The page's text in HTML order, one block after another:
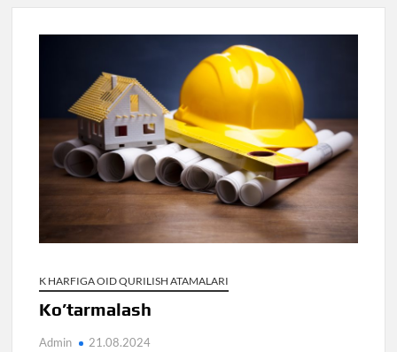
K HARFIGA OID QURILISH ATAMALARI
Ko’tarmalash
Admin 21.08.2024